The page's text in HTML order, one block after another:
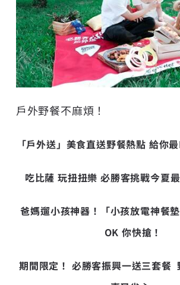
戶外野餐不麻煩！
「戶外送」美食直送野餐熱點 給你
吃比薩 玩扭扭樂 必勝客挑戰今夏
爸媽遛小孩神器！「小孩放電神餐
OK 你快搶！
期間限定！ 必勝客振興一送三套餐